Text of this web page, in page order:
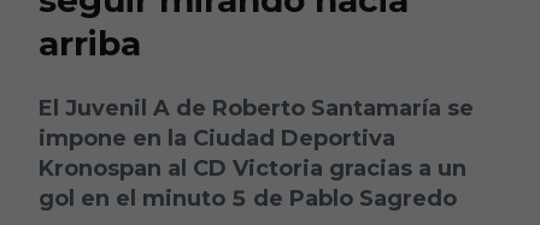
arriba
El Juvenil A de Roberto Santamaría se
impone en la Ciudad Deportiva
Kronospan al CD Victoria gracias a un
gol en el minuto 5 de Pablo Sagredo